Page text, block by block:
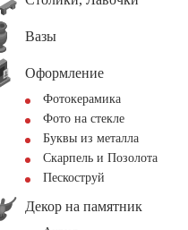
Вазы
Оформление
Фотокерамика
Фото на стекле
Буквы из металла
Скарпель и Позолота
Пескоструй
Декор на памятник